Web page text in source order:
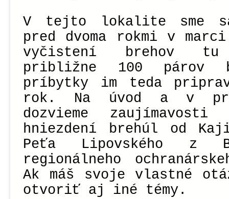
V tejto lokalite sme
pred dvoma rokmi v
vyčistení brehov tu
približne 100 párov
príbytky im teda
rok. Na úvod a v
dozvieme
hniezdení brehúl od
Peťa Lipovského z
regionálneho
Ak máš svoje vlastné
otvoriť aj iné témy.